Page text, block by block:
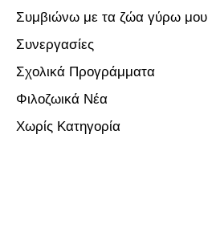
Συμβιώνω με τα ζώα γύρω μου
Συνεργασίες
Σχολικά Προγράμματα
Φιλοζωικά Νέα
Χωρίς Κατηγορία